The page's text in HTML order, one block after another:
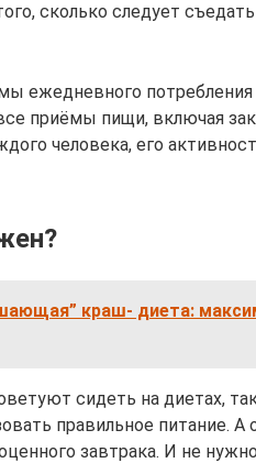
сколько следует
ежедневного
приёмы пищи, включая
человека, его
краш- диета:
сидеть на диетах,
правильное питание. А
завтрака. И не